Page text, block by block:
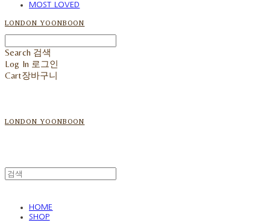
MOST LOVED
LONDON YOONBOON
Search 검색
Log In 로그인
Cart장바구니
LONDON YOONBOON
HOME
SHOP